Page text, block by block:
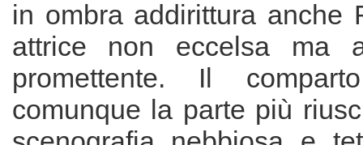
in ombra addirittura anche
attrice non eccelsa ma
promettente. Il
comunque la parte più